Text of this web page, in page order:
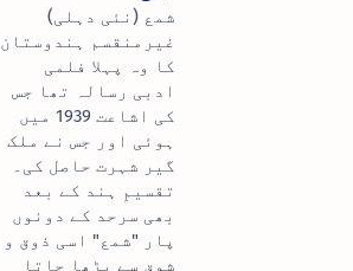
شمع (نئی دہلی)
غیرمنقسم ہندوستان
کا وہ پہلا فلمی
ادبی رسالہ تھا جس
کی اشاعت 1939 میں
ہوئی اور جس نے ملک
گیر شہرت حاصل کی۔
تقسیمِ ہند کے بعد
بھی سرحد کے دونوں
پار "شمع" اسی ذوق و
شوق سے پڑھا جاتا